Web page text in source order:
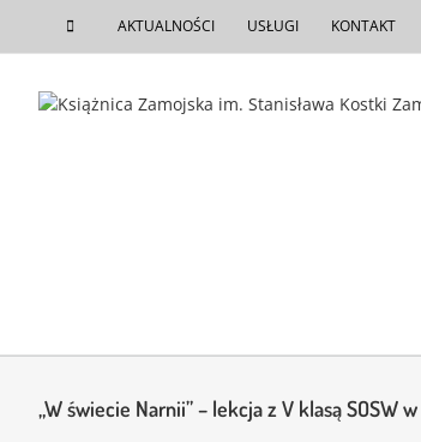
zawartości
AKTUALNOŚCI USŁUGI KONTAKT
„W świecie Narnii” – lekcja z V klasą SOSW